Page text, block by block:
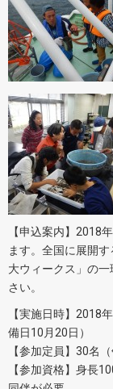
【申込案内】2018
ます。全国に展開
大ウィークス」の
さい。
【実施日時】2018
備日10月20日）
【参加定員】30名
【参加資格】身長